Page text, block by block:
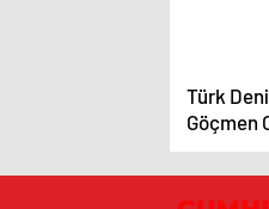
Türk
Göçmen
Kayıp,